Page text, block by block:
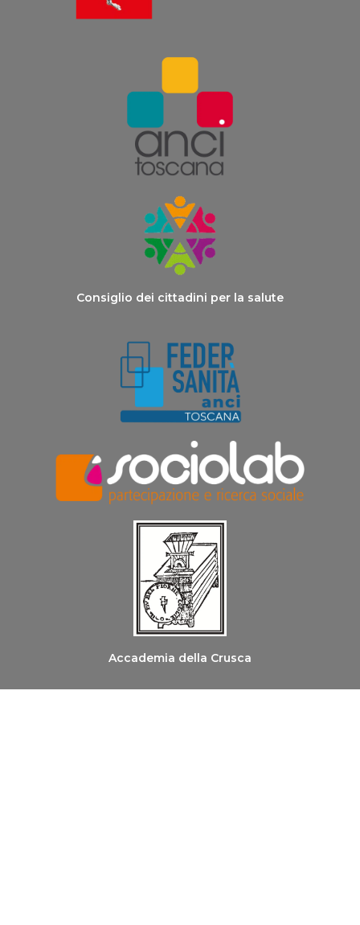
Consiglio dei cittadini per la salute
Accademia della Crusca